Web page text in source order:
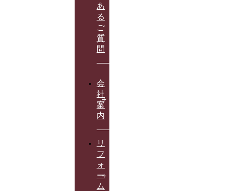
あ
る
ご
質
問
会
社
案
内
リ
フ
ォ
ー
ム